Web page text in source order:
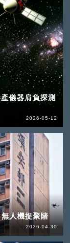
儀器肩負探測
2026-05-12
人機捉聚賭
2026-04-30